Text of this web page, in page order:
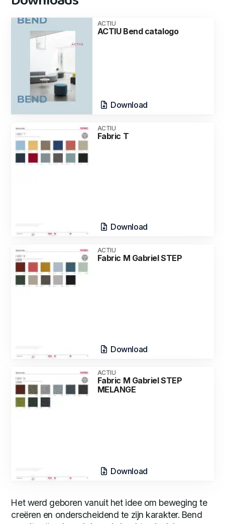
ACTIU
ACTIU Bend catalogo
Download
ACTIU
Fabric T
Download
ACTIU
Fabric M Gabriel STEP
Download
ACTIU
Fabric M Gabriel STEP
MELANGE
Download
Het werd geboren vanuit het idee om beweging te
creëren en onderscheidend te zijn karakter. Bend